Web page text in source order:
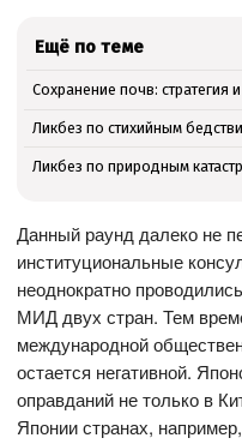
Ещё по теме
Сохранение почв: стратегия
Ликбез по стихийным
Ликбез по природным
Данный раунд далеко не
институциональные
неоднократно
МИД двух стран. Тем
международной
остается негативной.
оправданий не только в
Японии странах,